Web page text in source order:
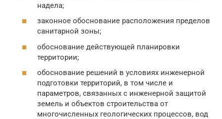
надела;
законное обоснование расположения пределов
санитарной зоны;
обоснование действующей планировки
территории;
обоснование решений в условиях инженерной
подготовки территорий, в том числе и
параметров, связанных с инженерной защитой
земель и объектов строительства от
многочисленных геологических процессов, вод